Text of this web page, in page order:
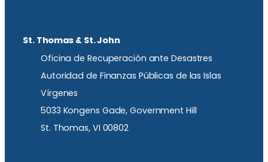
St. Thomas & St. John
Oficina de Recuperación ante Desastres
Autoridad de Finanzas Públicas de las Islas
Vírgenes
5033 Kongens Gade, Government Hill
St. Thomas, VI 00802